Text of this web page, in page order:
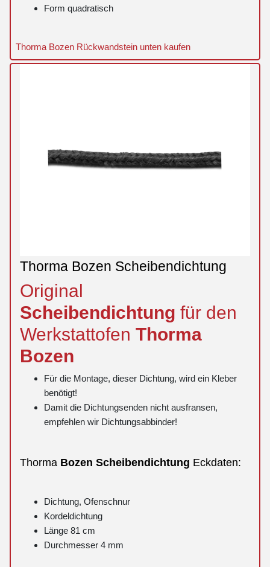
Form quadratisch
Thorma Bozen Rückwandstein unten kaufen
Thorma Bozen Scheibendichtung
Original
Scheibendichtung für den
Werkstattofen Thorma
Bozen
Für die Montage, dieser Dichtung, wird ein Kleber
benötigt!
Damit die Dichtungsenden nicht ausfransen,
empfehlen wir Dichtungsabbinder!
Thorma Bozen Scheibendichtung Eckdaten:
Dichtung, Ofenschnur
Kordeldichtung
Länge 81 cm
Durchmesser 4 mm